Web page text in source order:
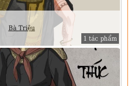
Bà Triệu
1 tác phẩm